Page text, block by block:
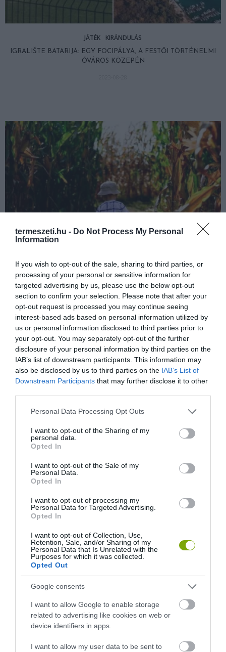
termeszeti.hu - Do Not Process My Personal
Information
If you wish to opt-out of the sale, sharing to third parties, or
processing of your personal or sensitive information for
targeted advertising by us, please use the below opt-out
section to confirm your selection. Please note that after your
opt-out request is processed you may continue seeing
interest-based ads based on personal information utilized by
us or personal information disclosed to third parties prior to
your opt-out. You may separately opt-out of the further
disclosure of your personal information by third parties on the
IAB’s list of downstream participants. This information may
also be disclosed by us to third parties on the IAB’s List of
Downstream Participants that may further disclose it to other
Please note that this website/app uses one or more Google
not limited to your visit or usage behaviour. You may click to
grant or deny consent to Google and its third-party tags to
use your data for below specified purposes in below Google
consent section.
Personal Data Processing Opt Outs
I want to opt-out of the Sharing of my
personal data.
Opted In
I want to opt-out of the Sale of my
Personal Data.
Opted In
I want to opt-out of processing my
Personal Data for Targeted Advertising.
Opted In
I want to opt-out of Collection, Use,
Retention, Sale, and/or Sharing of my
Personal Data that Is Unrelated with the
Purposes for which it was collected.
Opted Out
Google consents
I want to allow Google to enable storage
related to advertising like cookies on web or
device identifiers in apps.
I want to allow my user data to be sent to
JÁTÉK KIRÁNDULÁS
IGRALIŠTE BATARIJA: EGY FOCIPÁLYA, A FESTŐI TÖRTÉNELMI
ÓVÁROS KÖZEPÉN
JÁTÉK NÖVÉNY
15. ALKALOMMAL VÁR A KISZOMBORI KUKORICALABIRINTUS
EGY ÉJSZAKAI ÚTKERESÉSRE
2023-07-19
JÁTÉK
FURA TRADÍCIÓ A MÚLTBÓL: MINDEN ÉVBEN EGY KERTECBE
2023-06-19
1